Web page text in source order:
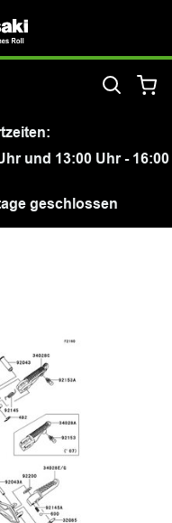
und 13:00 Uhr - 16:00
geschlossen